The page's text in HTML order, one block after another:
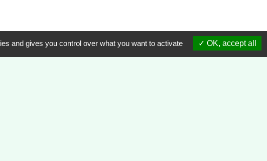
and gives you control over what you want to activate OK, accept all